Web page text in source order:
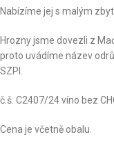
Nabízíme jej s malým
Hrozny jsme dovezli z
proto uvádíme název
SZPI.
č.š. C2407/24 víno bez
Cena je včetně obalu.